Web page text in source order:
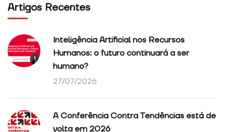
Artigos Recentes
Inteligência Artificial nos Recursos
Humanos: o futuro continuará a ser
humano?
27/07/2026
A Conferência Contra Tendências está de
volta em 2026